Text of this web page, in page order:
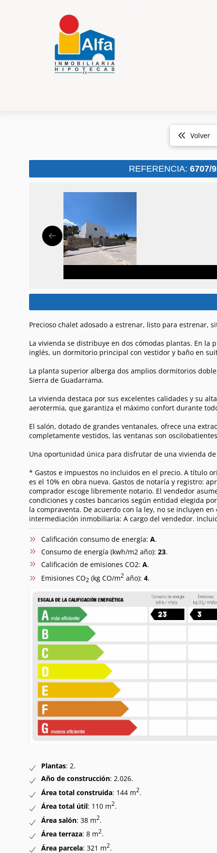
Volver
REFERENCIA: 6707/
Precioso chalet adosado a estrenar, listo para estrenar,
La vivienda se distribuye en dos cómodas plantas. En
inglés, un dormitorio principal con vestidor y baño en
La planta superior alberga dos amplios dormitorios
Sierra de Guadarrama.
La vivienda destaca por sus excelentes calidades y su
aerotermia, que garantiza el máximo confort durante
El salón, dotado de grandes ventanales, ofrece una
completamente vestidos, las ventanas son
Una oportunidad única para disfrutar de una vivienda
* Gastos e impuestos no incluidos en el precio. A título
es el 10% en obra nueva. Gastos de notaría y registro:
comprador escoge libremente notario. El vendedor
condiciones y costes bancarios según entidad elegida
la compraventa. De acuerdo con la ley, no se incluyen
intermediación inmobiliaria: A cargo del vendedor.
Calificación consumo de energía: A.
Consumo de energía (kwh/m2 año): 23.
Calificación de emisiones CO2: A.
Emisiones CO2 (kg CO/m2año): 4.
Plantas: 2.
Año de construcción: 2.026.
Área total construida: 144 m2.
Área total útil: 110 m2.
Área salón: 38 m2.
Área terraza: 8 m2.
Área parcela: 321 m2.